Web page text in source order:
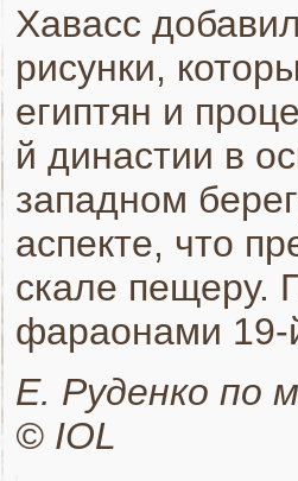
Хавасс
рисунки,
египтян и
й династии в
западном
аспекте, что
скале пещеру.
фараонами 19-
Е. Руденко по
© IOL